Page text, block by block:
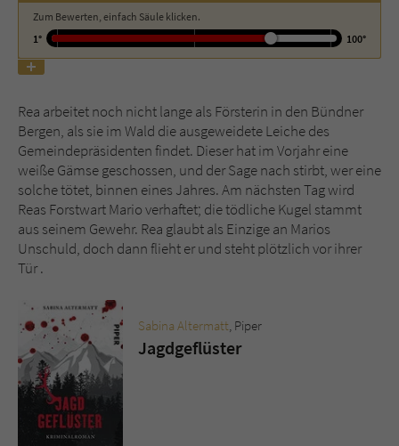
Zum Bewerten, einfach Säule klicken.
1°
100°
Rea arbeitet noch nicht lange als Försterin in den Bündner
Bergen, als sie im Wald die ausgeweidete Leiche des
Gemeindepräsidenten findet. Dieser hat im Vorjahr eine
weiße Gämse geschossen, und der Sage nach stirbt, wer eine
solche tötet, binnen eines Jahres. Am nächsten Tag wird
Reas Forstwart Mario verhaftet; die tödliche Kugel stammt
aus seinem Gewehr. Rea glaubt als Einzige an Marios
Unschuld, doch dann flieht er und steht plötzlich vor ihrer
Tür .
Sabina Altermatt, Piper
Jagdgeflüster
Name tx_pwcomments_ahash
Laufzeit 1 Jahr
Zweck Cookie für Kommentare einzelner Buchtitel
Name fe_typo_user
Anbieter
Laufzeit
Zweck
Dieses Cookie gewährleistet die